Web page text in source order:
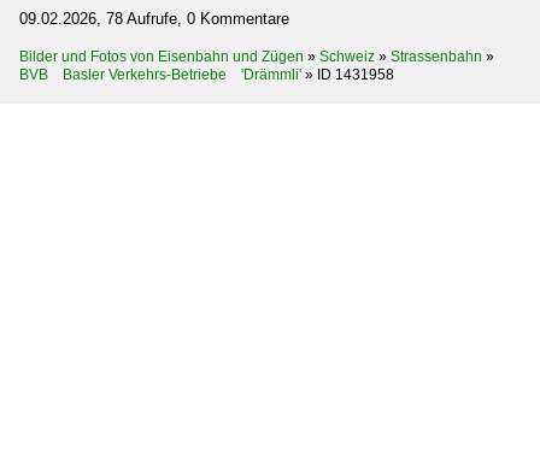
09.02.2026, 78 Aufrufe, 0 Kommentare
Bilder und Fotos von Eisenbahn und Zügen » Schweiz » Strassenbahn »
BVB Basler Verkehrs-Betriebe 'Drämmli' » ID 1431958